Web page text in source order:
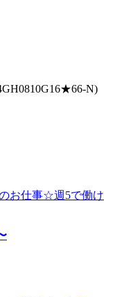
N)
お仕事☆週5で働け